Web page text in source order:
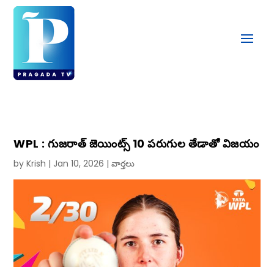
WPL : గుజరాత్ జెయింట్స్ 10 పరుగుల తేడాతో విజయం
byKrish | Jan 10, 2026 |వార్తలు